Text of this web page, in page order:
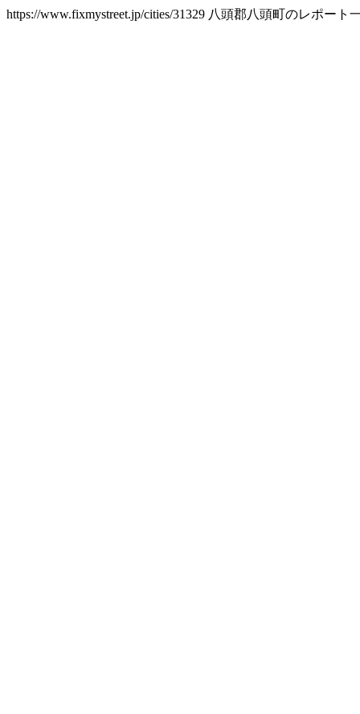
https://www.fixmystreet.jp/cities/31329 八頭郡八頭町のレポート